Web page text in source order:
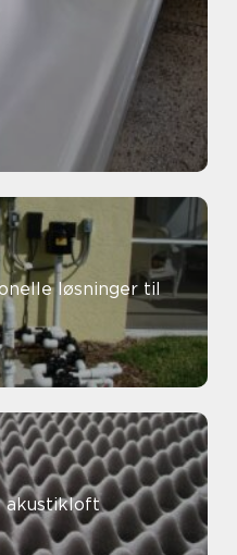
løsninger til
akustikloft